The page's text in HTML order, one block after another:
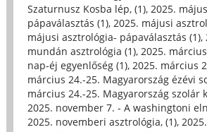
Szaturnusz Kosba lép, (1), 2025.
pápaválasztás (1), 2025. májusi
májusi asztrológia- pápaválasztás (1),
mundán asztrológia (1), 2025.
nap-éj egyenlőség (1), 2025. március
március 24.-25. Magyarország ézévi
március 24.-25. Magyarország szolár
2025. november 7. - A washingtoni
2025. novemberi asztrológia, (1),